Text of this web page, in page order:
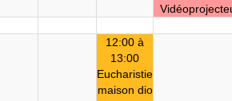
12:00 à
13:00
Eucharistie
maison dio